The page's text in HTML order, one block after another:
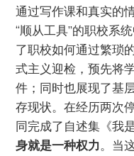
通过写作课和真实的
“顺从工具”的职校系
了职校如何通过繁琐
式主义迎检，预先将
件；同时也展现了基
存现状。在经历两次
同完成了自述集《我
身就是一种权力。当